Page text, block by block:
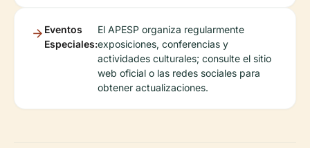
Eventos
Especiales:
El APESP organiza regularmente
exposiciones, conferencias y
actividades culturales; consulte el sitio
web oficial o las redes sociales para
obtener actualizaciones.